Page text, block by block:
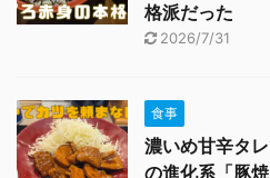
格派だった
2026/7/31
食事
濃いめ甘辛タ
の進化系「豚